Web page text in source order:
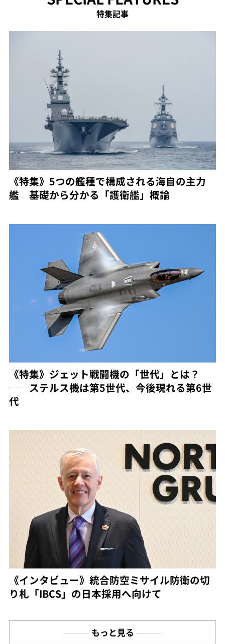
特集記事
《特集》5つの艦種で構成される海自の主力
艦 基礎から分かる「護衛艦」概論
《特集》ジェット戦闘機の「世代」とは？
──ステルス機は第5世代、今後現れる第6世
代
《インタビュー》統合防空ミサイル防衛の切
り札「IBCS」の日本採用へ向けて
もっと見る